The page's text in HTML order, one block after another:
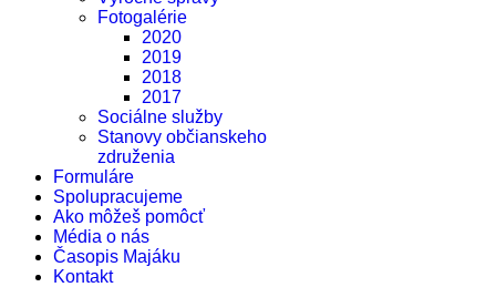
Fotogalérie
2020
2019
2018
2017
Sociálne služby
Stanovy občianskeho
združenia
Formuláre
Spolupracujeme
Ako môžeš pomôcť
Média o nás
Časopis Majáku
Kontakt